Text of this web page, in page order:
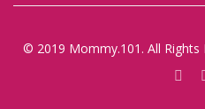
© 2019 Mommy.101. All Rights